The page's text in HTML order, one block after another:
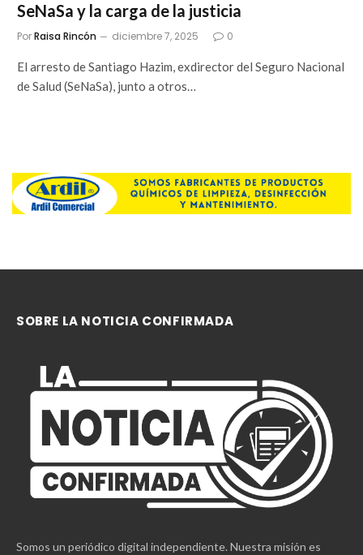
SeNaSa y la carga de la justicia
PorRaisa Rincón diciembre 7, 2025 0
El arresto de Santiago Hazim, exdirector del Seguro Nacional
de Salud (SeNaSa), junto a otros…
SOBRE LA NOTICIA CONFIRMADA
Somos un periódico digital independiente. Nuestra misión es